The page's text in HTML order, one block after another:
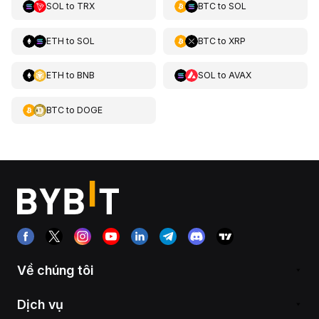
SOL to TRX BTCto SOL
ETH to SOL BTCto XRP
ETH to BNB SOL to AVAX
BTCto DOGE
Về chúng tôi
Dịch vụ